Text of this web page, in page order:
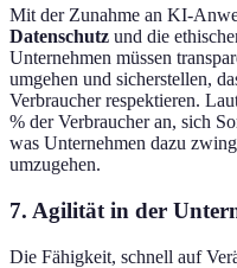
Mit der Zunahme an KI-
Datenschutz und die
Unternehmen müssen
umgehen und sicherstellen,
Verbraucher respektieren.
% der Verbraucher an, sich
was Unternehmen dazu
umzugehen.
7. Agilität in der
Die Fähigkeit, schnell auf